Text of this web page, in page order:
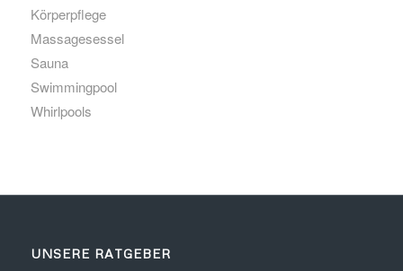
Körperpflege
Massagesessel
Sauna
Swimmingpool
Whirlpools
UNSERE RATGEBER